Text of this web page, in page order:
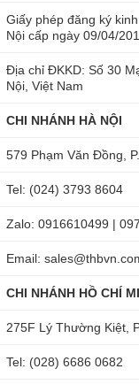
Giấy phép đăng ký
Nội cấp ngày 09/04/
Địa chỉ ĐKKD: Số 30
Nội, Việt Nam
CHI NHÁNH HÀ NỘI
579 Phạm Văn Đồng,
Tel: (024) 3793 8604
Zalo: 0916610499 |
Email:
CHI NHÁNH HỒ CHÍ
275F Lý Thường Kiệt,
Tel: (028) 6686 0682